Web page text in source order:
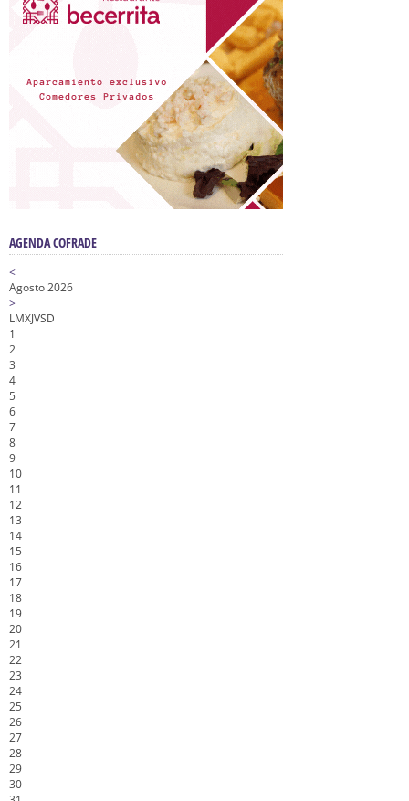
AGENDA COFRADE
<
Agosto 2026
>
LMXJVSD
1
2
3
4
5
6
7
8
9
10
11
12
13
14
15
16
17
18
19
20
21
22
23
24
25
26
27
28
29
30